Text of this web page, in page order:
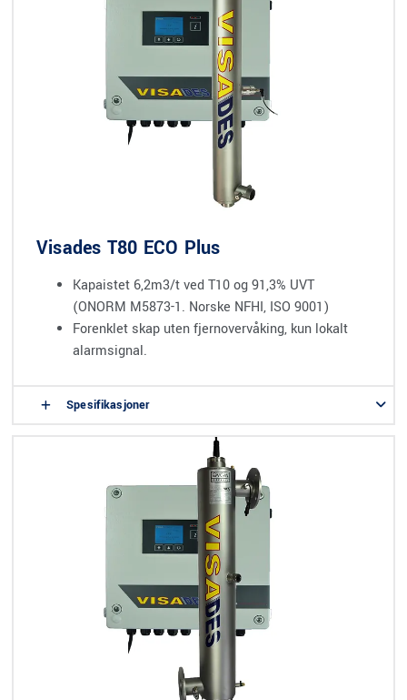
Visades T80 ECO Plus
Kapaistet 6,2m3/t ved T10 og 91,3% UVT
(ONORM M5873-1. Norske NFHI, ISO 9001)
Forenklet skap uten fjernovervåking, kun lokalt
alarmsignal.
Spesifikasjoner